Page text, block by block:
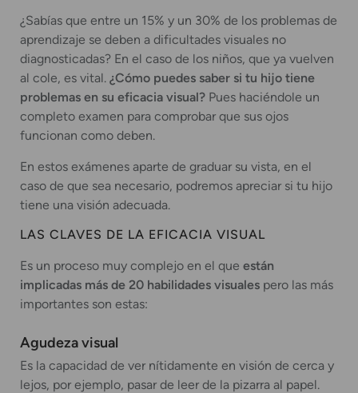
¿Sabías que entre un 15% y un 30% de los problemas de
aprendizaje se deben a dificultades visuales no
diagnosticadas? En el caso de los niños, que ya vuelven
al cole, es vital. ¿Cómo puedes saber si tu hijo tiene
problemas en su eficacia visual? Pues haciéndole un
completo examen para comprobar que sus ojos
funcionan como deben.
En estos exámenes aparte de graduar su vista, en el
caso de que sea necesario, podremos apreciar si tu hijo
tiene una visión adecuada.
LAS CLAVES DE LA EFICACIA VISUAL
Es un proceso muy complejo en el que están
implicadas más de 20 habilidades visuales pero las más
importantes son estas:
Agudeza visual
Es la capacidad de ver nítidamente en visión de cerca y
lejos, por ejemplo, pasar de leer de la pizarra al papel.